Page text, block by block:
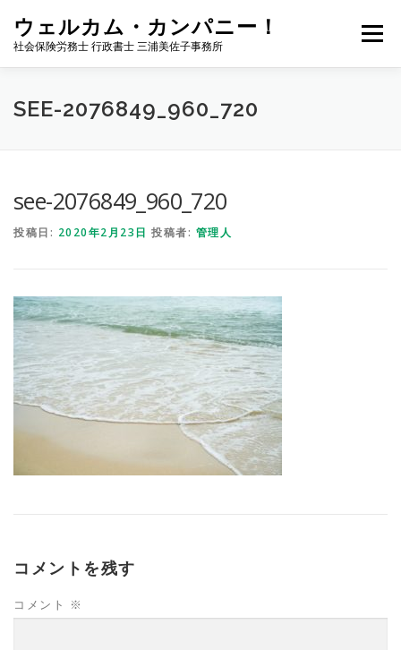
ウェルカム・カンパニー！
社会保険労務士 行政書士 三浦美佐子事務所
メニュー
ホーム サービス内容 事務所案内
SEE-2076849_960_720
see-2076849_960_720
投稿日: 2020年2月23日 投稿者: 管理人
コメントを残す
コメント ※